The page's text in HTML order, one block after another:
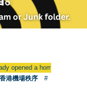
a home-made
港機場秩序
#